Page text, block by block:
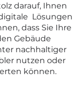
darauf, Ihnen
Lösungen
dass Sie Ihre
Gebäude
nachhaltiger
nutzen oder
können.